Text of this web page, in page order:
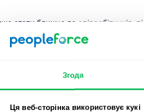
Згода
Ця веб-сторінка використовує кукі
стати ближче до співробітників,
задоволеність роботою, оцінити
відгуки про корпоративну